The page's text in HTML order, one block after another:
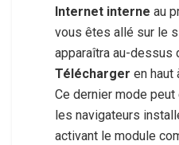
Internet interne au
vous êtes allé sur le
apparaîtra au-dessus
Télécharger en haut
Ce dernier mode
les navigateurs
activant le module